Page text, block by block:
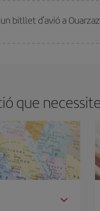
bitllet d'avió a
que